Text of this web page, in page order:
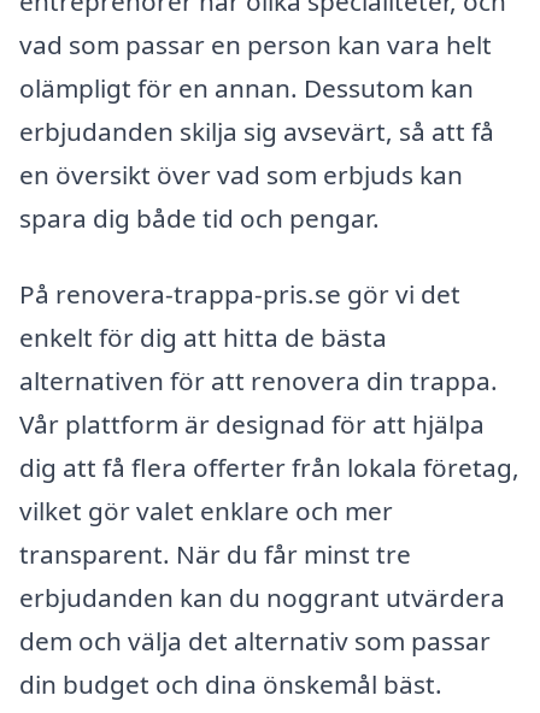
vad som passar en person kan vara helt
olämpligt för en annan. Dessutom kan
erbjudanden skilja sig avsevärt, så att få
en översikt över vad som erbjuds kan
spara dig både tid och pengar.
På renovera-trappa-pris.se gör vi det
enkelt för dig att hitta de bästa
alternativen för att renovera din trappa.
Vår plattform är designad för att hjälpa
dig att få flera offerter från lokala företag,
vilket gör valet enklare och mer
transparent. När du får minst tre
erbjudanden kan du noggrant utvärdera
dem och välja det alternativ som passar
din budget och dina önskemål bäst.